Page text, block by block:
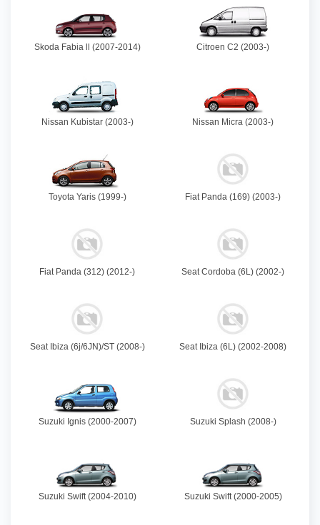
Skoda Fabia ll (2007-2014) Citroen C2 (2003-)
Nissan Kubistar (2003-) Nissan Micra (2003-)
Toyota Yaris (1999-) Fiat Panda (169) (2003-)
Fiat Panda (312) (2012-) Seat Cordoba (6L) (2002-)
Seat Ibiza (6j/6JN)/ST (2008-) Seat Ibiza (6L) (2002-2008)
Suzuki Ignis (2000-2007) Suzuki Splash (2008-)
Suzuki Swift (2004-2010) Suzuki Swift (2000-2005)